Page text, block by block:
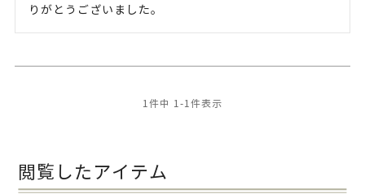
りがとうございました。
1 件中 1 -1 件表示
閲覧したアイテム